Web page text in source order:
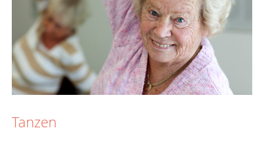
Tanzen